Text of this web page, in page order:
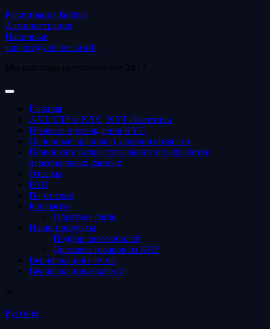
Регистрация Войти
Администрация
Наличные
support@yaobmen.cash
Мы работаем круглосуточно 24 / 7
Главная
AML/CTF и KYC, KYT Политика
Правила прохождения KYC
Основные правила и условия возврата
Пользовательское соглашение по обработке
персональных данных
Отзывы
FAQ
Партнерам
Контакты
Обратная связь
Наши продукты
Подбор автомобилей
Доставка товаров из КНР
Верификация счетов
Верификация аккаунта
ru
Русский